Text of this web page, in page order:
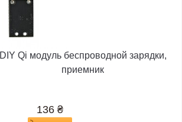
DIY Qi модуль беспроводной зарядки,
приемник
136 ₴